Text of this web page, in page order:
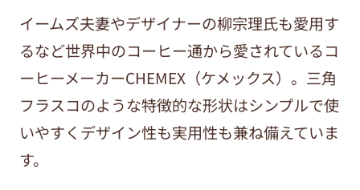
イームズ夫妻やデザイナーの柳宗理氏も愛用す
るなど世界中のコーヒー通から愛されているコ
ーヒーメーカーCHEMEX（ケメックス）。三角
フラスコのような特徴的な形状はシンプルで使
いやすくデザイン性も実用性も兼ね備えていま
す。